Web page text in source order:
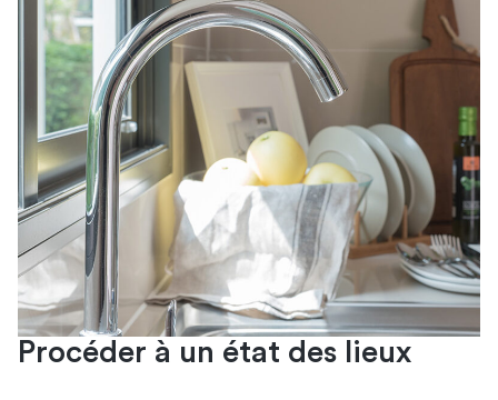
Procéder à un état des lieux